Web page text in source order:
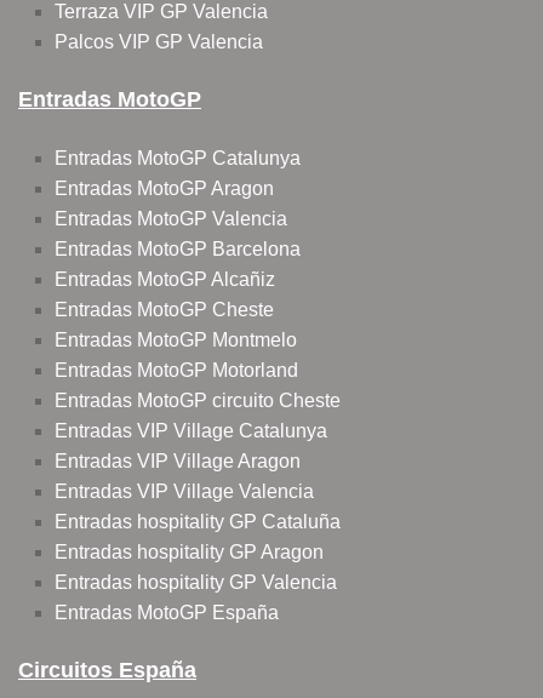
Terraza VIP GP Valencia
Palcos VIP GP Valencia
Entradas MotoGP
Entradas MotoGP Catalunya
Entradas MotoGP Aragon
Entradas MotoGP Valencia
Entradas MotoGP Barcelona
Entradas MotoGP Alcañiz
Entradas MotoGP Cheste
Entradas MotoGP Montmelo
Entradas MotoGP Motorland
Entradas MotoGP circuito Cheste
Entradas VIP Village Catalunya
Entradas VIP Village Aragon
Entradas VIP Village Valencia
Entradas hospitality GP Cataluña
Entradas hospitality GP Aragon
Entradas hospitality GP Valencia
Entradas MotoGP España
Circuitos España